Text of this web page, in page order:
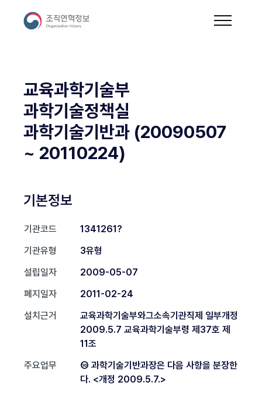
교육과학기술부
과학기술정책실
과학기술기반과 (20090507
~ 20110224)
기본정보
기관코드
1341261?
기관유형
3유형
설립일자
2009-05-07
폐지일자
2011-02-24
설치근거
교육과학기술부와그소속기관직제 일부개정
2009.5.7 교육과학기술부령 제37호 제
11조
주요업무
⑩ 과학기술기반과장은 다음 사항을 분장한
다. <개정 2009.5.7.>